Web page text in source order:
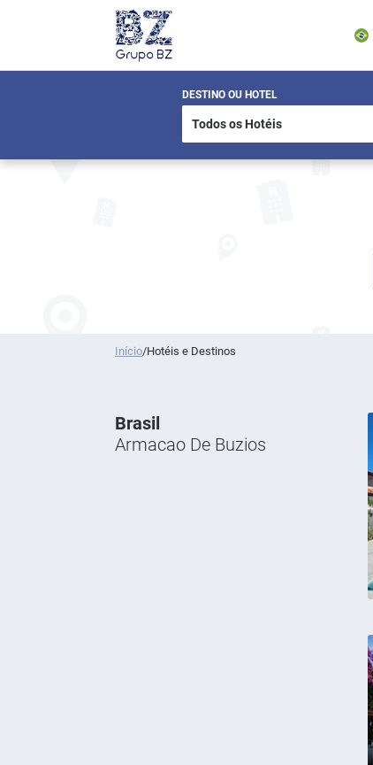
DESTINO OU HOTEL
Início/Hotéis e Destinos
Brasil
Armacao De Buzios